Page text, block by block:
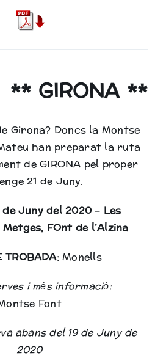
** GIRONA **
Girona? Doncs la Montse
han preparat la ruta
de GIRONA pel proper
21 de Juny.
de Juny del 2020 – Les
FOnt de l’Alzina
TROBADA:Monells
i més informació:
Font
abans del 19 de Juny de
2020